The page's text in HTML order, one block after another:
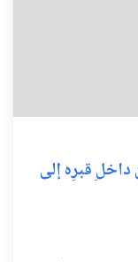
قبرِه إلى